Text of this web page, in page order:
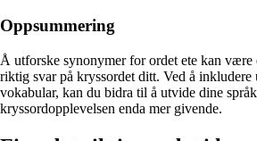
Oppsummering
Å utforske synonymer for ordet ete kan være
riktig svar på kryssordet ditt. Ved å
vokabular, kan du bidra til å utvide dine
kryssordopplevelsen enda mer givende.